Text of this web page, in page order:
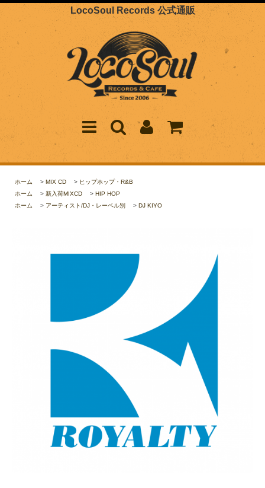
LocoSoul Records 公式通販
ホーム > MIX CD > ヒップホップ・R&B
ホーム
> 新入荷MIXCD > HIP HOP
ホーム
> アーティスト/DJ・レーベル別 > DJ KIYO